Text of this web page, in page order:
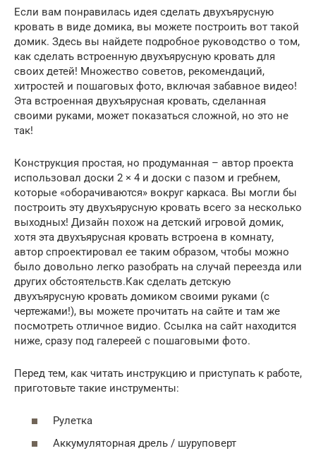
Если вам понравилась идея сделать двухъярусную
кровать в виде домика, вы можете построить вот такой
домик. Здесь вы найдете подробное руководство о том,
как сделать встроенную двухъярусную кровать для
своих детей! Множество советов, рекомендаций,
хитростей и пошаговых фото, включая забавное видео!
Эта встроенная двухъярусная кровать, сделанная
своими руками, может показаться сложной, но это не
так!
Конструкция простая, но продуманная – автор проекта
использовал доски 2 × 4 и доски с пазом и гребнем,
которые «оборачиваются» вокруг каркаса. Вы могли бы
построить эту двухъярусную кровать всего за несколько
выходных! Дизайн похож на детский игровой домик,
хотя эта двухъярусная кровать встроена в комнату,
автор спроектировал ее таким образом, чтобы можно
было довольно легко разобрать на случай переезда или
других обстоятельств.Как сделать детскую
двухъярусную кровать домиком своими руками (с
чертежами!), вы можете прочитать на сайте и там же
посмотреть отличное видио. Ссылка на сайт находится
ниже, сразу под галереей с пошаговыми фото.
Перед тем, как читать инструкцию и приступать к работе,
приготовьте такие инструменты:
Рулетка
Аккумуляторная дрель / шуруповерт